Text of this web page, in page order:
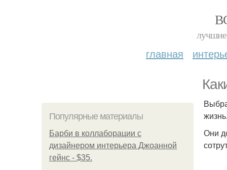
лучшие
главная
Популярные материалы
Барби в коллаборации с
дизайнером интерьера Джоанной
гейнс - $35.
Они